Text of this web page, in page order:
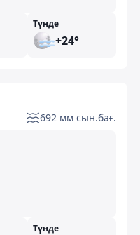
Түнде
+24°
692 мм сын.бағ.
Түнде